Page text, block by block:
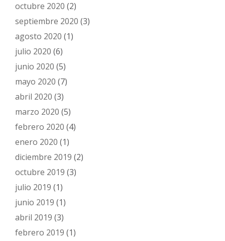
octubre 2020 (2)
septiembre 2020 (3)
agosto 2020 (1)
julio 2020 (6)
junio 2020 (5)
mayo 2020 (7)
abril 2020 (3)
marzo 2020 (5)
febrero 2020 (4)
enero 2020 (1)
diciembre 2019 (2)
octubre 2019 (3)
julio 2019 (1)
junio 2019 (1)
abril 2019 (3)
febrero 2019 (1)